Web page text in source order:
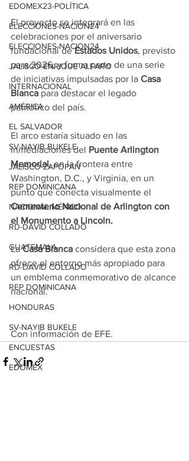
EDOMEX23-POLÍTICA
ELECCIONES-NACION24
ELECCIONES-NACION24
JALISCO-ENRIQUE ALFARO
INTERNACIONAL
AMÉRICA
EL SALVADOR
SV-NAYIB BUKELE
JALISCO-ZAPOPAN
REP DOMINICANA
NACIONAL MÉXICO
RD-DAVID COLLADO
GUATEMALA
RD-DAVID COLLADO
REP DOMINICANA
HONDURAS
SV-NAYIB BUKELE
ENCUESTAS
EDOMEX
El proyecto se integrará en las
celebraciones por el aniversario
fundacional de Estados Unidos, previsto
para 2026, y forma parte de una serie
de iniciativas impulsadas por la Casa
Blanca para destacar el legado
patriótico del país.
El arco estaría situado en las
inmediaciones del Puente Arlington
Memorial, en la frontera entre
Washington, D.C., y Virginia, en un
punto que conecta visualmente el
Cementerio Nacional de Arlington con
el Monumento a Lincoln.
La Casa Blanca considera que esta zona
ofrece el entorno más apropiado para
un emblema conmemorativo de alcance
nacional.
Con información de EFE.